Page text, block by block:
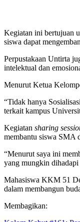
Kegiatan ini bertujuan
siswa dapat
Perpustakaan Untirta
intelektual dan
Menurut Ketua
“Tidak hanya
terkait kampus
Kegiatan sharing
membantu siswa SMA
“Menurut saya ini
yang mungkin
Mahasiswa KKM 51
dalam membangun
Membagikan: